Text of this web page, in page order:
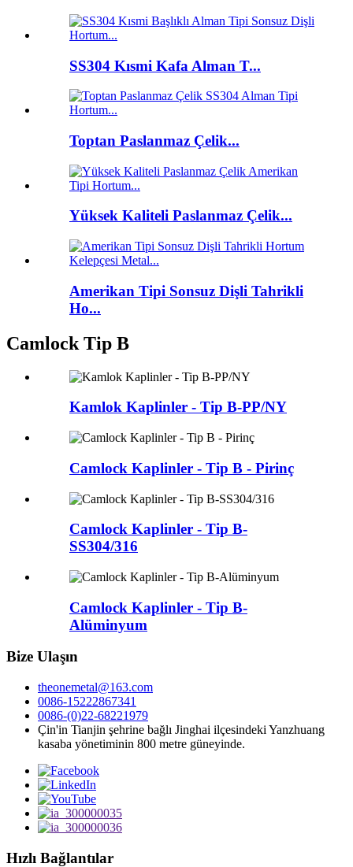
SS304 Kısmi Kafa Alman T...
Toptan Paslanmaz Çelik...
Yüksek Kaliteli Paslanmaz Çelik...
Amerikan Tipi Sonsuz Dişli Tahrikli
Ho...
Camlock Tip B
Kamlok Kaplinler - Tip B-PP/NY
Camlock Kaplinler - Tip B - Pirinç
Camlock Kaplinler - Tip B-
SS304/316
Camlock Kaplinler - Tip B-
Alüminyum
Bize Ulaşın
theonemetal@163.com
0086-15222867341
0086-(0)22-68221979
Çin'in Tianjin şehrine bağlı Jinghai ilçesindeki Yanzhuang
kasaba yönetiminin 800 metre güneyinde.
Hızlı Bağlantılar